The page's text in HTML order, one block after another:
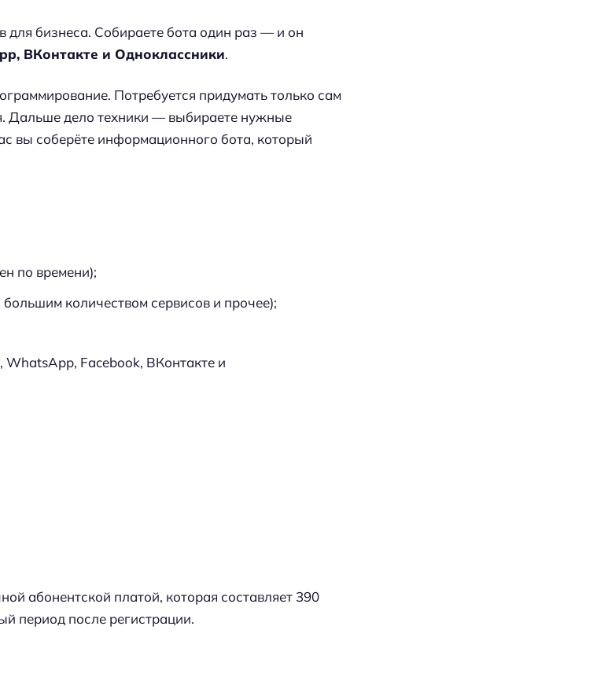
бизнеса. Собираете бота один раз — и он
ВКонтакте и Одноклассники.
Потребуется придумать только сам
Дальше дело техники — выбираете нужные
вы соберёте информационного бота, который
по времени);
количеством сервисов и прочее);
Facebook, ВКонтакте и
абонентской платой, которая составляет 390
период после регистрации.